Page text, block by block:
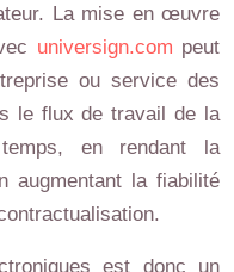
La mise en œuvre
universign.com peut
ou service des
le flux de travail de la
en rendant la
augmentant la fiabilité
est donc un